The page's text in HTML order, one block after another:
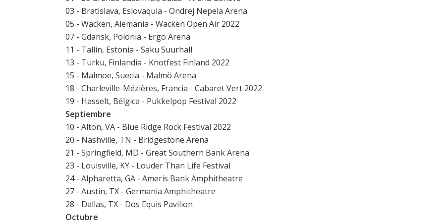
03 - Bratislava, Eslovaquia - Ondrej Nepela Arena
05 - Wacken, Alemania - Wacken Open Air 2022
07 - Gdansk, Polonia - Ergo Arena
11 - Tallin, Estonia - Saku Suurhall
13 - Turku, Finlandia - Knotfest Finland 2022
15 - Malmoe, Suecia - Malmö Arena
18 - Charleville-Mézières, Francia - Cabaret Vert 2022
19 - Hasselt, Bélgica - Pukkelpop Festival 2022
Septiembre
10 - Alton, VA - Blue Ridge Rock Festival 2022
20 - Nashville, TN - Bridgestone Arena
21 - Springfield, MD - Great Southern Bank Arena
23 - Louisville, KY - Louder Than Life Festival
24 - Alpharetta, GA - Ameris Bank Amphitheatre
27 - Austin, TX - Germania Amphitheatre
28 - Dallas, TX - Dos Equis Pavilion
Octubre